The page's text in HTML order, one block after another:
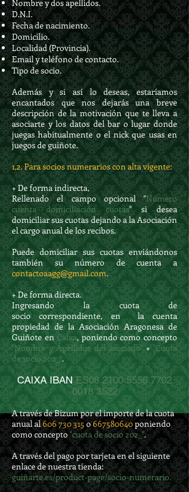
Nombre y dos apellidos.
D.N.I.
Fecha de nacimiento.
Domicilio.
Localidad (Provincia).
Email y teléfono de contacto.
Tipo de socio.
Además y si así lo deseas, estaríamos
encantados que nos dejarás una breve
descripción de la motivación que te lleva a
asociarte y los datos del bar o lugar donde
juegas habitualmente o el nick que usas en
juegos de guiñote.
1,2. Para socios numerarios con alta vigente:
+ De forma indirecta,
Rellenado el campo opcional "Número
cuenta domiciliación cuotas" si desea
domiciliar sus cuotas dejando a la Asociación
el cargo anual de los recibos.
Puede domiciliar sus cuotas enviándonos
también su número de cuenta a
contactoaagg@gmail.com.
+ De forma directa.
Ingresando la cuota de
sociocorrespondiente,
en la cuenta
propiedad de la Asociación Aragonesa de
Guiñote enCaixa, poniendo como concepto
"Nombre y Apellidos del asociado" +"Cuota
de socio 202_".
CAIXA IBANES08 2100 5556 7702
00183522
A través de ​Bizum por el importe de la cuota
anual al606 730 315 o667580640poniendo
comoconcepto"cuota de socio 202_".
A través del pago por tarjeta en el siguiente
enlace de nuestra tienda:
guiñarte.es/product-page/socio-numerario.